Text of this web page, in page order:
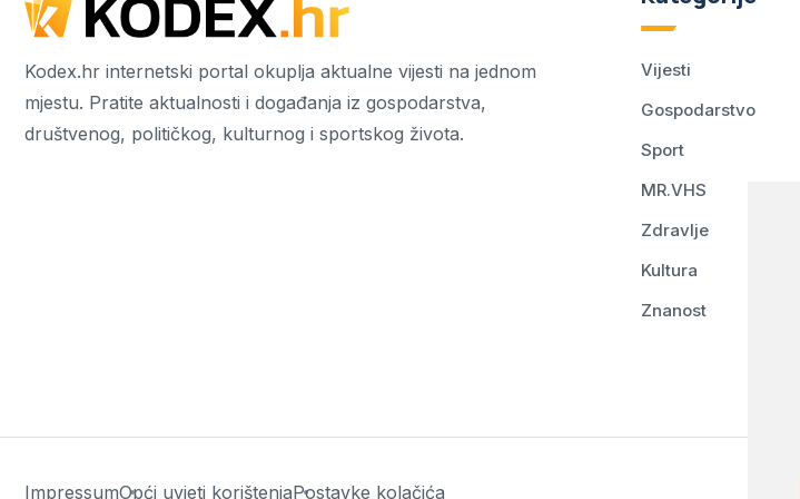
Kodex.hr internetski portal okuplja aktualne vijesti na jednom
mjestu. Pratite aktualnosti i događanja iz gospodarstva,
društvenog, političkog, kulturnog i sportskog života.
Vijesti
Gospodarstvo
Sport
MR.VHS
Zdravlje
Kultura
Znanost
ImpressumOpći uvjeti korištenjaPostavke kolačića